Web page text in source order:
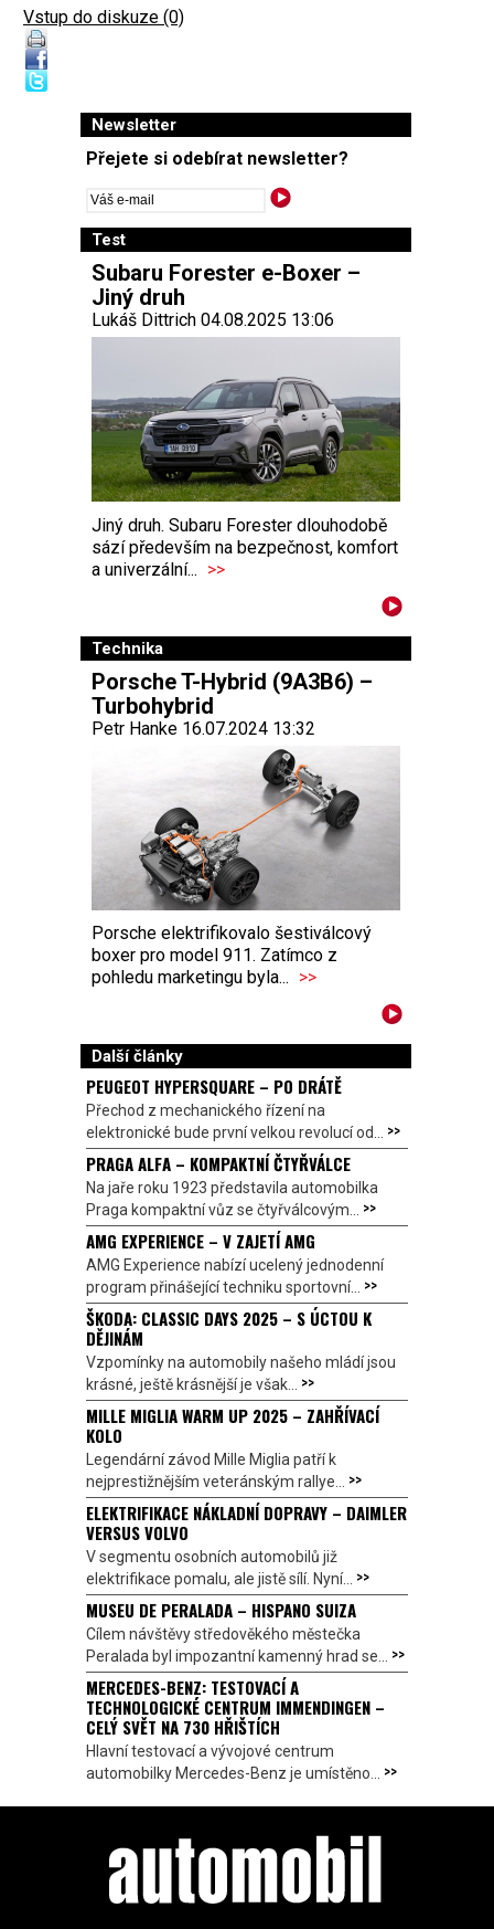
Vstup do diskuze (0)
Newsletter
Přejete si odebírat newsletter?
Test
Subaru Forester e-Boxer –
Jiný druh
Lukáš Dittrich 04.08.2025 13:06
Jiný druh. Subaru Forester dlouhodobě
sází především na bezpečnost, komfort
a univerzální... >>
Technika
Porsche T-Hybrid (9A3B6) –
Turbohybrid
Petr Hanke 16.07.2024 13:32
Porsche elektrifikovalo šestiválcový
boxer pro model 911. Zatímco z
pohledu marketingu byla... >>
Další články
PEUGEOT HYPERSQUARE – PO DRÁTĚ
Přechod z mechanického řízení na
elektronické bude první velkou revolucí od... >>
PRAGA ALFA – KOMPAKTNÍ ČTYŘVÁLCE
Na jaře roku 1923 představila automobilka
Praga kompaktní vůz se čtyřválcovým... >>
AMG EXPERIENCE – V ZAJETÍ AMG
AMG Experience nabízí ucelený jednodenní
program přinášející techniku sportovní... >>
ŠKODA: CLASSIC DAYS 2025 – S ÚCTOU K
DĚJINÁM
Vzpomínky na automobily našeho mládí jsou
krásné, ještě krásnější je však... >>
MILLE MIGLIA WARM UP 2025 – ZAHŘÍVACÍ
KOLO
Legendární závod Mille Miglia patří k
nejprestižnějším veteránským rallye... >>
ELEKTRIFIKACE NÁKLADNÍ DOPRAVY – DAIMLER
VERSUS VOLVO
V segmentu osobních automobilů již
elektrifikace pomalu, ale jistě sílí. Nyní... >>
MUSEU DE PERALADA – HISPANO SUIZA
Cílem návštěvy středověkého městečka
Peralada byl impozantní kamenný hrad se... >>
MERCEDES-BENZ: TESTOVACÍ A
TECHNOLOGICKÉ CENTRUM IMMENDINGEN –
CELÝ SVĚT NA 730 HŘIŠTÍCH
Hlavní testovací a vývojové centrum
automobilky Mercedes-Benz je umístěno... >>